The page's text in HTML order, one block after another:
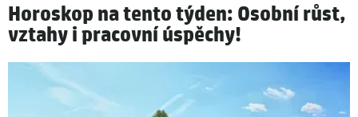
Horoskop na tento týden: Osobní růst,
vztahy i pracovní úspěchy!